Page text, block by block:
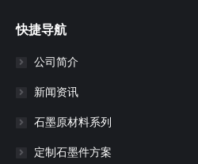
快捷导航
公司简介
新闻资讯
石墨原材料系列
定制石墨件方案